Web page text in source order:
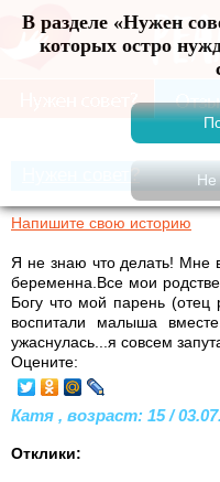
В разделе «Нужен
которых остро
Нужен совет?
Напишите свою историю
Я не знаю что делать! Мне
беременна.Все мои
Богу что мой парень
воспитали малыша
ужаснулась...я совсем
Оцените:
Катя , возраст: 15 /
Отклики: